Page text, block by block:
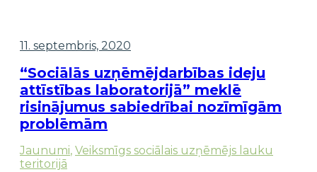
11. septembris, 2020
“Sociālās uzņēmējdarbības ideju
attīstības laboratorijā” meklē
risinājumus sabiedrībai nozīmīgām
problēmām
Jaunumi, Veiksmīgs sociālais uzņēmējs lauku
teritorijā